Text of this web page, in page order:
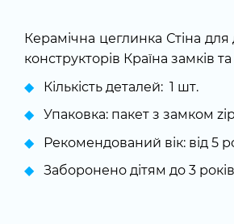
Керамічна цеглинка Стіна
конструкторів Країна замків
Кількість деталей: 1 шт.
Упаковка: пакет з замком
Рекомендований вік: від 5
Заборонено дітям до 3